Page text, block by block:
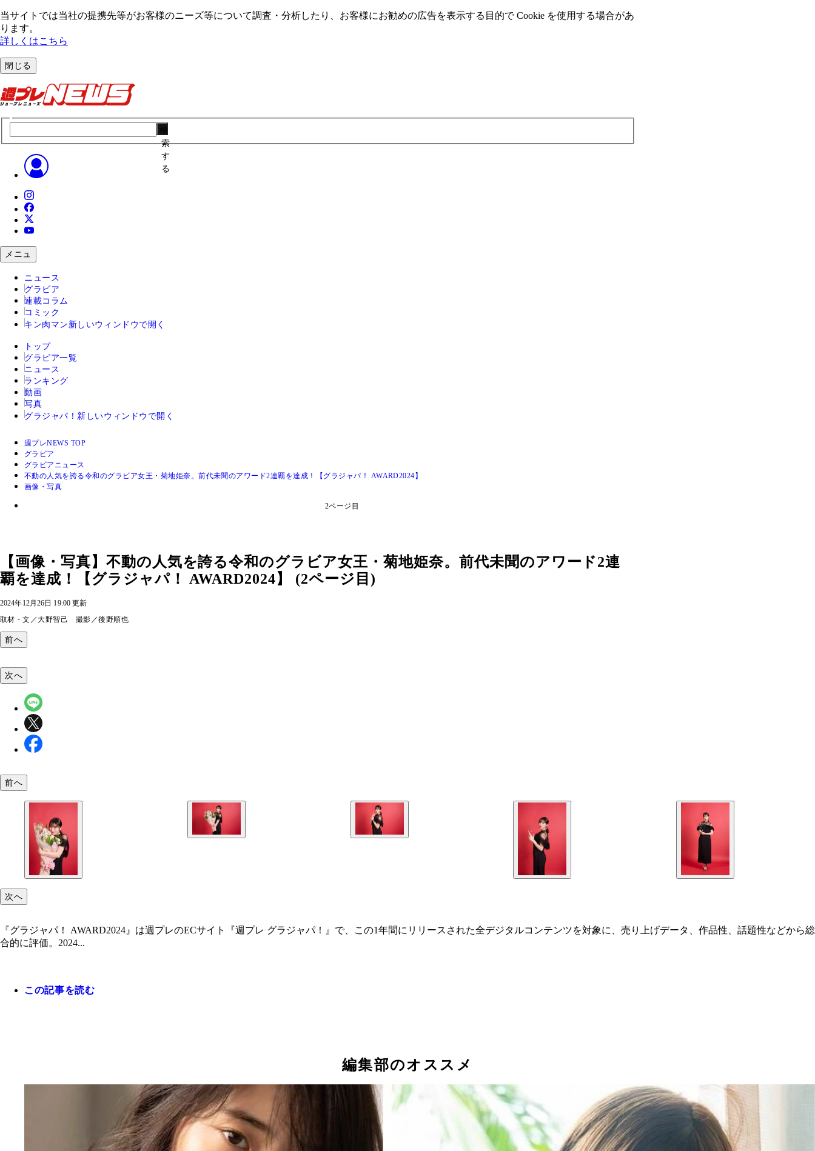
当サイトでは当社の提携先等がお客様のニーズ等について調査・分析したり、お客様にお勧めの広告を表⽰する⽬的で Cookie を使⽤する場合があ
ります。
詳しくはこちら
閉じる
索
す
る
メニュ
ニュース
グラビア
連載コラム
コミック
キン肉マン 新しいウィンドウで開く
トップ
グラビア一覧
ニュース
ランキング
動画
写真
グラジャパ！ 新しいウィンドウで開く
週プレNEWS TOP
グラビア
グラビアニュース
不動の人気を誇る令和のグラビア女王・菊地姫奈。前代未聞のアワード2連覇を達成！【グラジャパ！ AWARD2024】
画像・写真
2ページ目
【画像・写真】不動の人気を誇る令和のグラビア女王・菊地姫奈。前代未聞のアワード2連
覇を達成！【グラジャパ！ AWARD2024】 (2ページ目)
2024年12月26日 19:00 更新
取材・文／大野智己 撮影／後野順也
前へ
次へ
前へ
次へ
『グラジャパ！ AWARD2024』は週プレのECサイト『週プレ グラジャパ！』で、この1年間にリリースされた全デジタルコンテンツを対象に、売り上げデータ、作品性、話題性などから総
合的に評価。2024...
この記事を読む
編集部のオススメ